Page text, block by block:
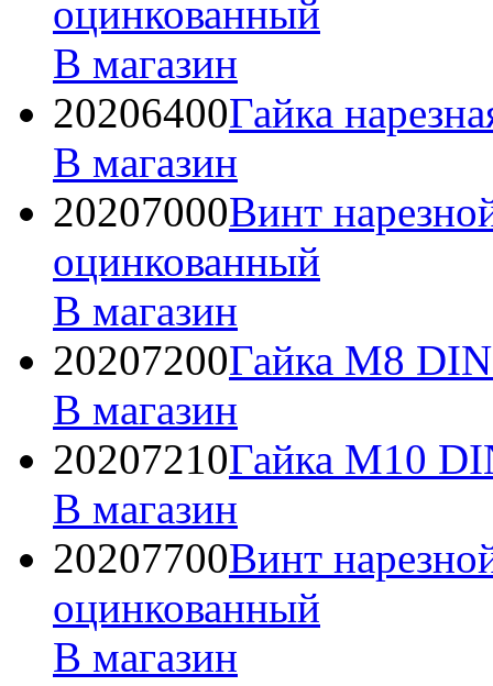
оцинкованный
В магазин
20206400Гайка
В магазин
20207000Винт
оцинкованный
В магазин
20207200Гайка М8 DIN
В магазин
20207210Гайка М10
В магазин
20207700Винт
оцинкованный
В магазин